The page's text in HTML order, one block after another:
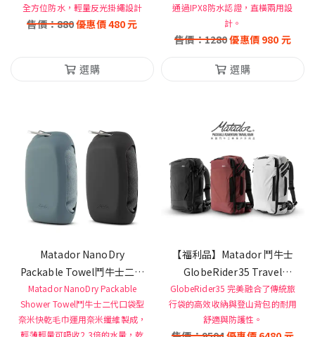
全方位防水，輕量反光掛繩設計
售價：880優惠價480元
選購
通過IPX8防水認證，直橫兩用設
計。
售價：1280優惠價 980 元
選購
Matador NanoDry
Packable Towel鬥牛士二代
口袋型奈米快乾毛巾
Matador NanoDry Packable
Shower Towel鬥牛士二代口袋型
奈米快乾毛巾運用奈米纖維製成，
輕薄輕量可吸收2.3倍的水量，乾
【福利品】Matador 鬥牛士
GlobeRider35 Travel
Backpack 環球探索壯遊背包
35L
GlobeRider35 完美融合了傳統旅
行袋的高效收納與登山背包的耐用
舒適與防護性。